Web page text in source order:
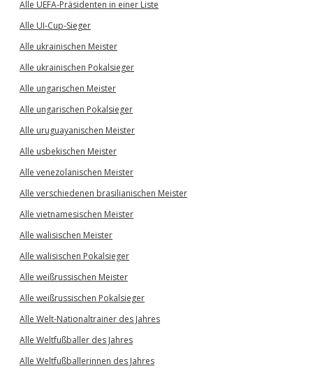
Alle UEFA-Präsidenten in einer Liste
Alle UI-Cup-Sieger
Alle ukrainischen Meister
Alle ukrainischen Pokalsieger
Alle ungarischen Meister
Alle ungarischen Pokalsieger
Alle uruguayanischen Meister
Alle usbekischen Meister
Alle venezolanischen Meister
Alle verschiedenen brasilianischen Meister
Alle vietnamesischen Meister
Alle walisischen Meister
Alle walisischen Pokalsieger
Alle weißrussischen Meister
Alle weißrussischen Pokalsieger
Alle Welt-Nationaltrainer des Jahres
Alle Weltfußballer des Jahres
Alle Weltfußballerinnen des Jahres